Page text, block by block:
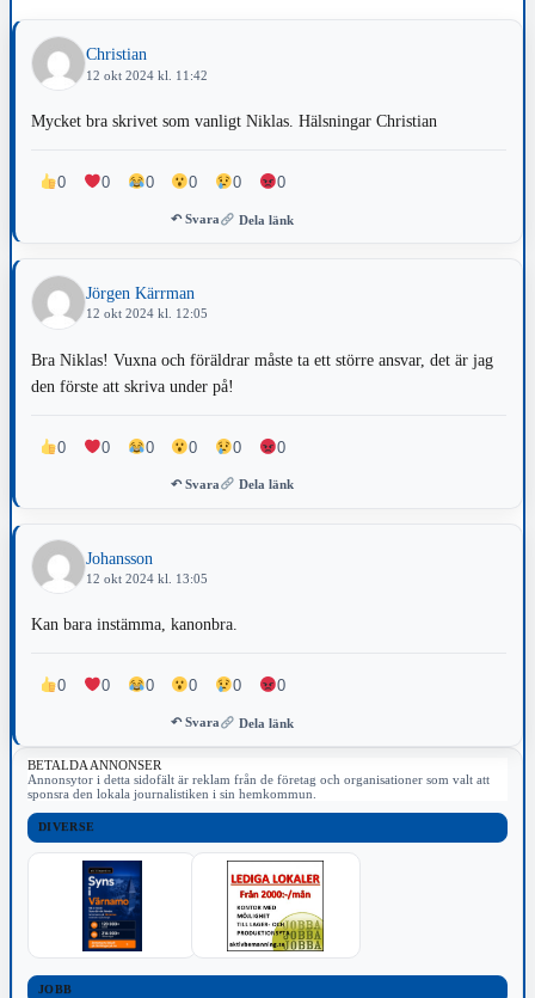
Christian
12 okt 2024 kl. 11:42
Mycket bra skrivet som vanligt Niklas. Hälsningar Christian
0 0 0 0 0 0
↶ Svara Dela länk
Jörgen Kärrman
12 okt 2024 kl. 12:05
Bra Niklas! Vuxna och föräldrar måste ta ett större ansvar, det är jag
den förste att skriva under på!
0 0 0 0 0 0
↶ Svara Dela länk
Johansson
12 okt 2024 kl. 13:05
Kan bara instämma, kanonbra.
0 0 0 0 0 0
↶ Svara Dela länk
BETALDA ANNONSER
Annonsytor i detta sidofält är reklam från de företag och organisationer som valt att
sponsra den lokala journalistiken i sin hemkommun.
DIVERSE
JOBB